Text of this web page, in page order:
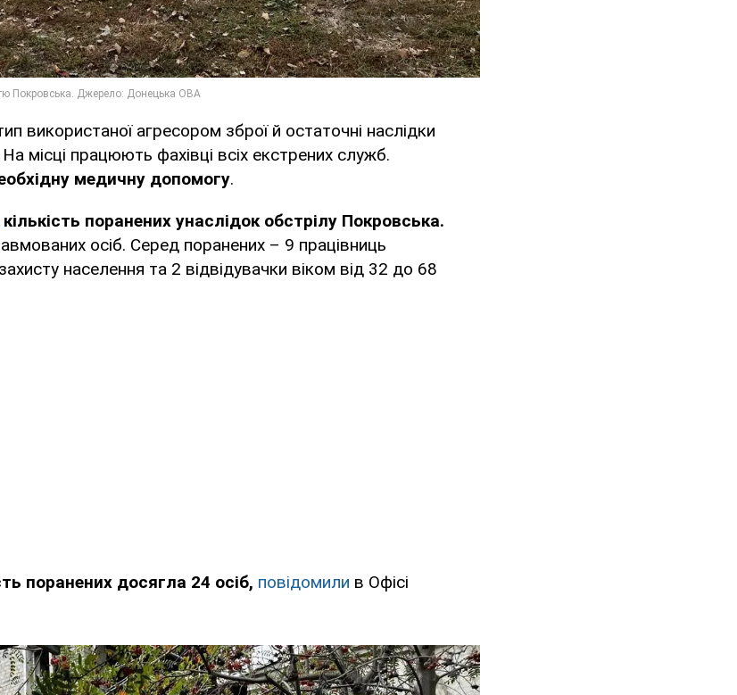
використаної агресором зброї й остаточні наслідки
місці працюють фахівці всіх екстрених служб.
медичну допомогу.
кількість поранених унаслідок обстрілу Покровська.
осіб. Серед поранених – 9 працівниць
населення та 2 відвідувачки віком від 32 до 68
поранених досягла 24 осіб, повідомили в Офісі